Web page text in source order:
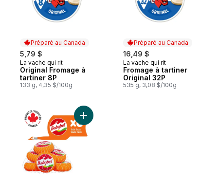
Préparé au Canada
5,79 $
Préparé au Canada
La vache qui rit
Original Fromage à
tartiner 8P
133 g, 4,35 $/100g
Préparé au Canada
16,49 $
Préparé au Canada
La vache qui rit
Fromage à tartiner
Original 32P
535 g, 3,08 $/100g
Ajouter Collation au fromage saveur